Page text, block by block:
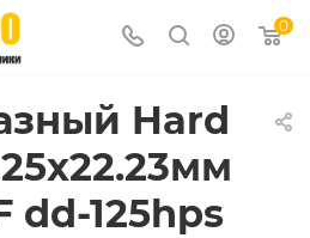
0
Hard
dd-125hps